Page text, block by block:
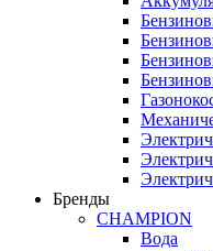
Бренды
CHAMPION
Вода